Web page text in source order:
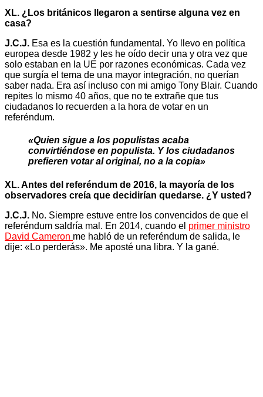
XL. ¿Los británicos llegaron a sentirse alguna vez en
casa?
J.C.J. Esa es la cuestión fundamental. Yo llevo en política
europea desde 1982 y les he oído decir una y otra vez que
solo estaban en la UE por razones económicas. Cada vez
que surgía el tema de una mayor integración, no querían
saber nada. Era así incluso con mi amigo Tony Blair. Cuando
repites lo mismo 40 años, que no te extrañe que tus
ciudadanos lo recuerden a la hora de votar en un
referéndum.
«Quien sigue a los populistas acaba
convirtiéndose en populista. Y los ciudadanos
prefieren votar al original, no a la copia»
XL. Antes del referéndum de 2016, la mayoría de los
observadores creía que decidirían quedarse. ¿Y usted?
J.C.J. No. Siempre estuve entre los convencidos de que el
referéndum saldría mal. En 2014, cuando el primer ministro
David Cameron me habló de un referéndum de salida, le
dije: «Lo perderás». Me aposté una libra. Y la gané.